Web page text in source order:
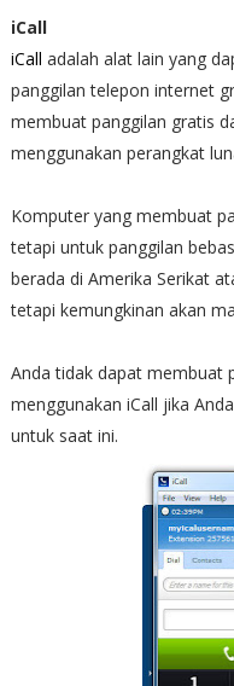
iCall
iCall adalah alat lain yang
panggilan telepon internet
membuat panggilan gratis
menggunakan perangkat
Komputer yang membuat
tetapi untuk panggilan
berada di Amerika Serikat
tetapi kemungkinan akan
Anda tidak dapat membuat
menggunakan iCall jika
untuk saat ini.